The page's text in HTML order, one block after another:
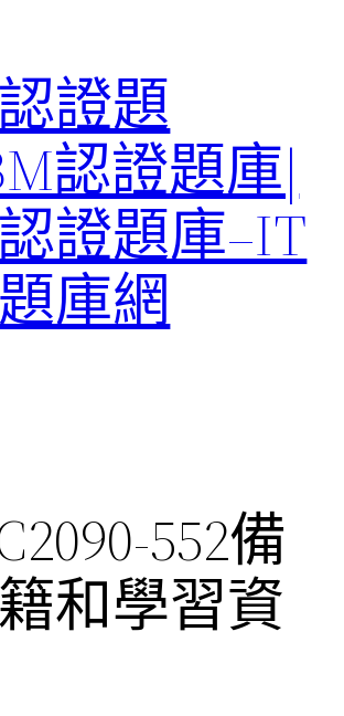
證題
認證題庫|
證題庫–IT
庫網
552備
和學習資